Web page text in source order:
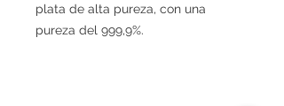
plata de alta pureza, con una
pureza del 999,9%.